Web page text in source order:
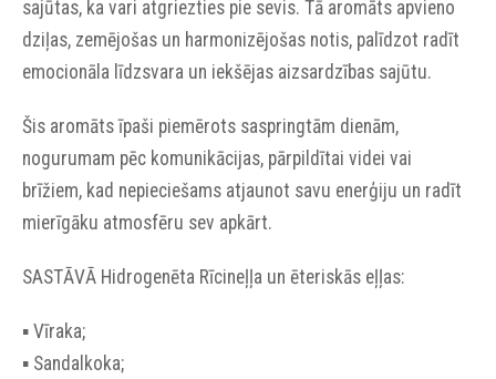
sajūtas, ka vari atgriezties pie sevis. Tā aromāts apvieno
dziļas, zemējošas un harmonizējošas notis, palīdzot radīt
emocionāla līdzsvara un iekšējas aizsardzības sajūtu.
Šis aromāts īpaši piemērots saspringtām dienām,
nogurumam pēc komunikācijas, pārpildītai videi vai
brīžiem, kad nepieciešams atjaunot savu enerģiju un radīt
mierīgāku atmosfēru sev apkārt.
SASTĀVĀ Hidrogenēta Rīcineļļa un ēteriskās eļļas:
▪︎ Vīraka;
▪︎ Sandalkoka;